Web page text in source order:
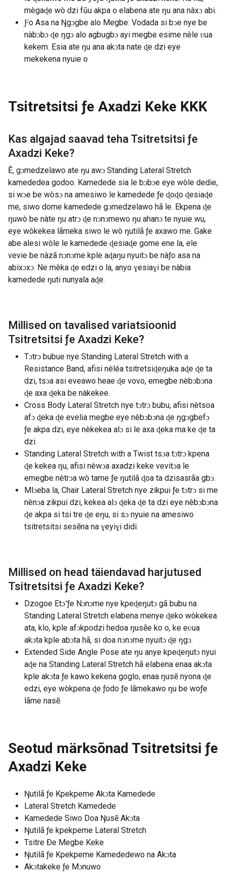
mègaɖe wò dzi fũu akpa o elabena ate ŋu ana nàxɔ abi.
Ƒo Asa na Ŋgɔgbe alo Megbe: Vodada si bɔe nye be
nàbɔbɔ ɖe ŋgɔ alo agbugbɔ ayi megbe esime nèle ʋua
kekem. Esia ate ŋu ana akɔta nate ɖe dzi eye
mekekena nyuie o
Tsitretsitsi ƒe Axadzi Keke KKK
Kas algajad saavad teha Tsitretsitsi ƒe
Axadzi Keke?
Ẽ, gɔmedzelawo ate ŋu awɔ Standing Lateral Stretch
kamededea godoo. Kamedede sia le bɔbɔe eye wòle dedie,
si wɔe be wòsɔ na amesiwo le kamedede ƒe ɖoɖo ɖesiaɖe
me, siwo dome kamedede gɔmedzelawo hã le. Ekpena ɖe
ŋuwò be nàte ŋu atrɔ ɖe nɔnɔmewo ŋu ahanɔ te nyuie wu,
eye wòkekea lãmeka siwo le wò ŋutilã ƒe axawo me. Gake
abe alesi wòle le kamedede ɖesiaɖe gome ene la, ele
vevie be nàzã nɔnɔme kple aɖaŋu nyuitɔ be nàƒo asa na
abixɔxɔ. Ne mèka ɖe edzi o la, anyo ɣesiaɣi be nàbia
kamedede ŋuti nunyala aɖe.
Millised on tavalised variatsioonid
Tsitretsitsi ƒe Axadzi Keke?
Tɔtrɔ bubue nye Standing Lateral Stretch with a
Resistance Band, afisi nèléa tsitretsiɖeŋuka aɖe ɖe ta
dzi, tsɔa asi eveawo heae ɖe vovo, emegbe nèbɔbɔna
ɖe axa ɖeka be nàkekee.
Cross Body Lateral Stretch nye tɔtrɔ bubu, afisi nètsoa
afɔ ɖeka ɖe evelia megbe eye nèbɔbɔna ɖe ŋgɔgbefɔ
ƒe akpa dzi, eye nèkekea alɔ si le axa ɖeka ma ke ɖe ta
dzi.
Standing Lateral Stretch with a Twist tsɔa tɔtrɔ kpena
ɖe kekea ŋu, afisi nèwɔa axadzi keke vevitɔa le
emegbe nètrɔa wò tame ƒe ŋutilã ɖoa ta dzisasrãa gbɔ.
Mlɔeba la, Chair Lateral Stretch nye zikpui ƒe tɔtrɔ si me
nènɔa zikpui dzi, kekea alɔ ɖeka ɖe ta dzi eye nèbɔbɔna
ɖe akpa si tsi tre ɖe eŋu, si sɔ nyuie na amesiwo
tsitretsitsi sesẽna na ɣeyiɣi didi.
Millised on head täiendavad harjutused
Tsitretsitsi ƒe Axadzi Keke?
Dzogoe Etɔ̃ ƒe Nɔnɔme nye kpeɖeŋutɔ gã bubu na
Standing Lateral Stretch elabena menye ɖeko wòkekea
ata, klo, kple afɔkpodzi hedoa ŋusẽe ko o, ke eʋua
akɔta kple abɔta hã, si doa nɔnɔme nyuitɔ ɖe ŋgɔ.
Extended Side Angle Pose ate ŋu anye kpeɖeŋutɔ nyui
aɖe na Standing Lateral Stretch hã elabena enaa akɔta
kple akɔta ƒe kawo kekena goglo, enaa ŋusẽ nyona ɖe
edzi, eye wòkpena ɖe ƒodo ƒe lãmekawo ŋu be woƒe
lãme nasẽ.
Seotud märksõnad Tsitretsitsi ƒe
Axadzi Keke
Ŋutilã ƒe Kpekpeme Akɔta Kamedede
Lateral Stretch Kamedede
Kamedede Siwo Doa Ŋusẽ Akɔta
Ŋutilã ƒe kpekpeme Lateral Stretch
Tsitre Ðe Megbe Keke
Ŋutilã ƒe Kpekpeme Kamededewo na Akɔta
Akɔtakeke ƒe Mɔnuwo